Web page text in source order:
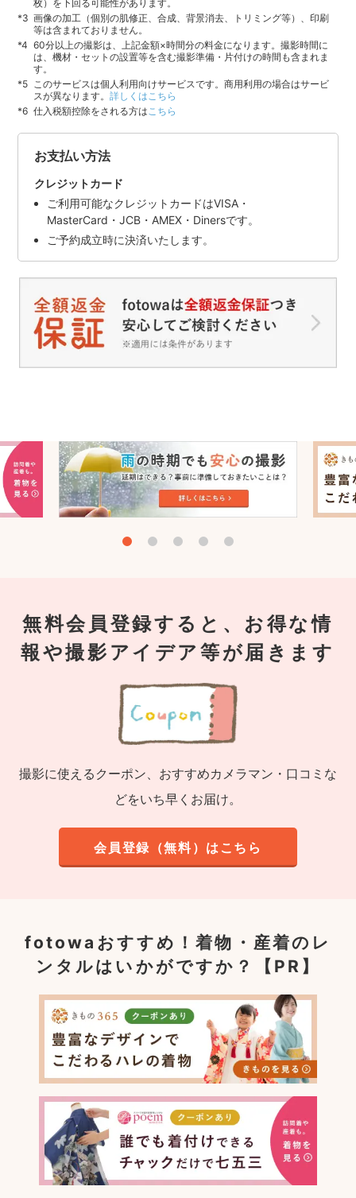
枚）を下回る可能性があります。
画像の加工（個別の肌修正、合成、背景消去、トリミング等）、印刷
等は含まれておりません。
60分以上の撮影は、上記金額×時間分の料金になります。撮影時間に
は、機材・セットの設置等を含む撮影準備・片付けの時間も含まれま
す。
このサービスは個人利用向けサービスです。商用利用の場合はサービ
スが異なります。詳しくはこちら
仕入税額控除をされる方はこちら
お支払い方法
クレジットカード
ご利用可能なクレジットカードはVISA・
MasterCard・JCB・AMEX・Dinersです。
ご予約成立時に決済いたします。
無料会員登録すると、お得な情
報や撮影アイデア等が届きます
撮影に使えるクーポン、おすすめカメラマン・口コミな
どをいち早くお届け。
会員登録（無料）はこちら
fotowaおすすめ！着物・産着のレ
ンタルはいかがですか？【PR】